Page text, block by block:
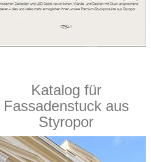
Katalog für
Fassadenstuck aus
Styropor